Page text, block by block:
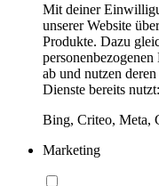
Mit deiner
unserer Website
Produkte. Dazu
ab und nutzen
Dienste bereits nutzt:
Bing, Criteo, Meta,
Marketing